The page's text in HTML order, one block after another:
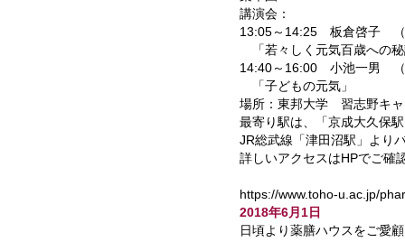
講演会：
13:05～14:25 板倉啓子 （
「若々しく元気百歳への
14:40～16:00 小池一男 （
「子どもの元気」
場所：東邦大学 習志野キ
最寄り駅は、「京成大久保
JR総武線「津田沼駅」より
詳しいアクセスはHPでご確
https://www.toho-u.ac.jp/
2018年6月1日
日頃より薬膳ハウスをご愛